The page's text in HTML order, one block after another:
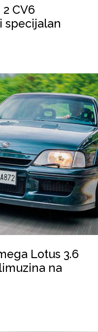
CV6
specijalan
Lotus 3.6
na